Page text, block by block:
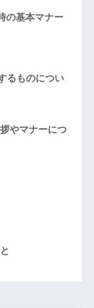
の基本マナー
るものについ
やマナーにつ